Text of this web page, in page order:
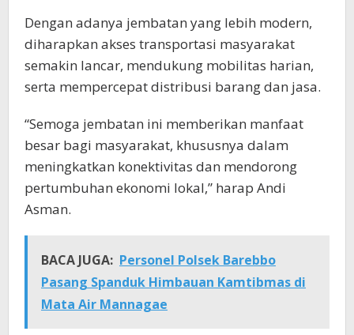
Dengan adanya jembatan yang lebih modern,
diharapkan akses transportasi masyarakat
semakin lancar, mendukung mobilitas harian,
serta mempercepat distribusi barang dan jasa.
“Semoga jembatan ini memberikan manfaat
besar bagi masyarakat, khususnya dalam
meningkatkan konektivitas dan mendorong
pertumbuhan ekonomi lokal,” harap Andi
Asman.
BACA JUGA: Personel Polsek Barebbo
Pasang Spanduk Himbauan Kamtibmas di
Mata Air Mannagae